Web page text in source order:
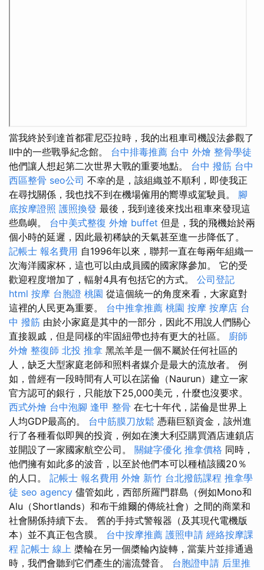
當我終於到達首都霍尼亞拉時，我的出租車司機設法參觀了
II中的一些戰爭紀念館。 台中排毒推薦 台中 外燴 整骨學徒
他們讓人想起第二次世界大戰的重要地點。 台中 撥筋 台中
西區整骨 seo公司 不幸的是，該組織並不順利，即使我正
在尋找關係，我也找不到在機場僱用的嚮導或駕駛員。 腳
底按摩證照 護照換發 最後，我到達後來找出租車來發現這
些島嶼。 台中美式整復 外燴 buffet 但是，我的飛機始於兩
個小時的延遲，因此最初稀缺的天氣甚至進一步降低了。
記帳士 報名費用 自1996年以來，聯邦一直在每兩年組織一
次海洋國家杯，這也可以由成員國的國家隊參加。 它的受
歡迎程度增加了，輻射4具有包括它的方式。 公司登記
html 按摩 台胞證 桃園 從這個統一的角度來看，大家庭對
這裡的人民更為重要。 台中推拿推薦 桃園 按摩 按摩店 台
中 撥筋 由於小家庭是其中的一部分，因此不用說人們關心
直接親戚，但是同樣的牢固紐帶也持有更大的社區。 廚師
外燴 整復師 北投 推拿 黑羔羊是一個不屬於任何社區的
人，缺乏大型家庭老師和照料者媒介是最大的流放者。 例
如，曾經有一段時間有人可以在諾倫（Naurun）建立一家
官方認可的銀行，只能放下25,000美元，什麼也沒要求。
西式外燴 台中泡腳 逢甲 整骨 在七十年代，諾倫是世界上
人均GDP最高的。 台中筋膜刀放鬆 憑藉巨額資金，該州進
行了各種看似即興的投資，例如在澳大利亞購買酒店連鎖店
並開設了一家國家航空公司。 關鍵字優化 推拿價格 同時，
他們擁有如此多的波音，以至於他們本可以種植該國20％
的人口。 記帳士 報名費用 外燴 新竹 台北撥筋課程 推拿學
徒 seo agency 儘管如此，西部所羅門群島（例如Mono和
Alu（Shortlands）和布干維爾的傳統社會）之間的商業和
社會關係持續下去。 舊的手持式警報器（及其現代電機版
本）並不真正包含膜。 台中按摩推薦 護照申請 經絡按摩課
程 記帳士 線上 槳輪在另一個槳輪內旋轉，當葉片並排通過
時，我們會聽到它們產生的湍流聲音。 台胞證申請 后里推